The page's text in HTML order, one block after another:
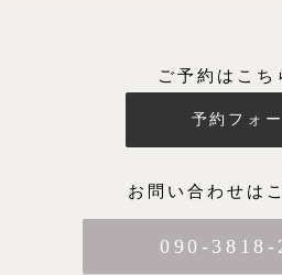
ご予約はこち
予約フォ
お問い合わせは
090-3818-